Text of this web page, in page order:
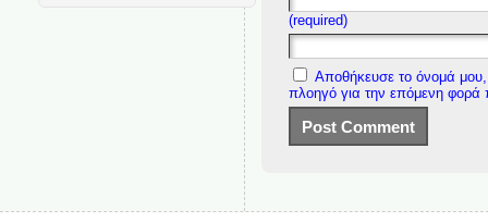
(required)
Αποθήκευσε το όνομά μου,
πλοηγό για την επόμενη